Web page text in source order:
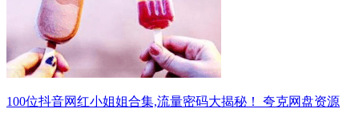
100位抖音网红小姐姐合集,流量密码大揭秘！ 夸克网盘资源